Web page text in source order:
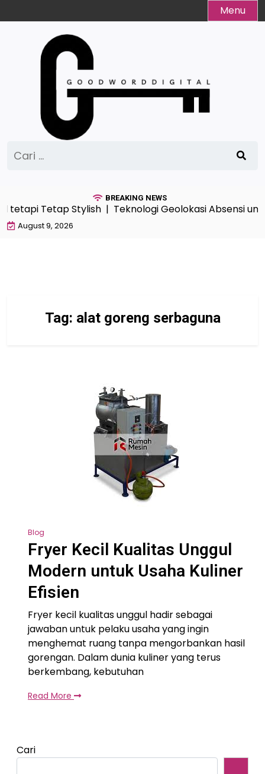
to
Menu
untuk:
BREAKING NEWS
tetapi Tetap Stylish |Teknologi Geolokasi Absensi
August 9, 2026
Tag: alat goreng serbaguna
Blog
Fryer Kecil Kualitas Unggul
Modern untuk Usaha Kuliner
Efisien
Fryer kecil kualitas unggul hadir sebagai
jawaban untuk pelaku usaha yang ingin
menghemat ruang tanpa mengorbankan hasil
gorengan. Dalam dunia kuliner yang terus
berkembang, kebutuhan
Read More
Cari